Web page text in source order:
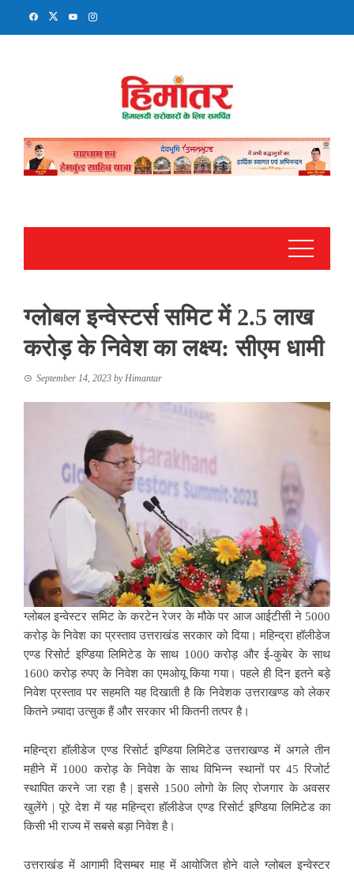
ग्लोबल इन्वेस्टर्स समिट में 2.5 लाख
करोड़ के निवेश का लक्ष्य: सीएम धामी
September 14, 2023 byHimantar
ग्लोबल इन्वेस्टर समिट के करटेन रेजर के मौके पर आज आईटीसी ने 5000
करोड़ के निवेश का प्रस्ताव उत्तराखंड सरकार को दिया। महिन्द्रा हॉलीडेज
एण्ड रिसोर्ट इण्डिया लिमिटेड के साथ 1000 करोड़ और ई-कुबेर के साथ
1600 करोड़ रुपए के निवेश का एमओयू किया गया। पहले ही दिन इतने बड़े
निवेश प्रस्ताव पर सहमति यह दिखाती है कि निवेशक उत्तराखण्ड को लेकर
कितने ज़्यादा उत्सुक हैं और सरकार भी कितनी तत्पर है।
महिन्द्रा हॉलीडेज एण्ड रिसोर्ट इण्डिया लिमिटेड उत्तराखण्ड में अगले तीन
महीने में 1000 करोड़ के निवेश के साथ विभिन्न स्थानों पर 45 रिजोर्ट
स्थापित करने जा रहा है | इससे 1500 लोगो के लिए रोजगार के अवसर
खुलेंगे | पूरे देश में यह महिन्द्रा हॉलीडेज एण्ड रिसोर्ट इण्डिया लिमिटेड का
किसी भी राज्य में सबसे बड़ा निवेश है।
उत्तराखंड में आगामी दिसम्बर माह में आयोजित होने वाले ग्लोबल इन्वेस्टर